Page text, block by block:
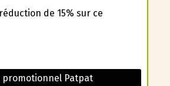
de 15% sur ce
promotionnel Patpat